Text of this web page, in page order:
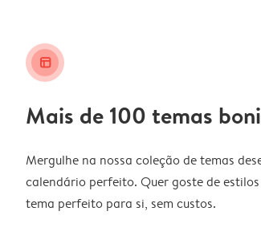
layout_alt
Mais de 100 temas
Mergulhe na nossa coleção de temas
calendário perfeito. Quer goste de
tema perfeito para si, sem custos.